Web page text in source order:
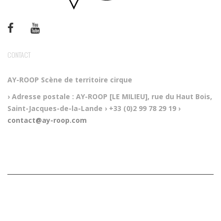
CONTACT
AY-ROOP Scène de territoire cirque
› Adresse postale : AY-ROOP [LE MILIEU], rue du Haut Bois,
Saint-Jacques-de-la-Lande › +33 (0)2 99 78 29 19 ›
contact@ay-roop.com